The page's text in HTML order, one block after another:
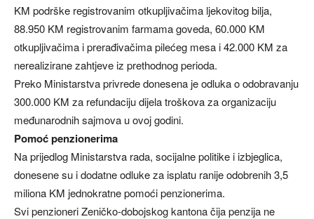
KM podrške registrovanim otkupljivačima ljekovitog bilja,
88.950 KM registrovanim farmama goveda, 60.000 KM
otkupljivačima i prerađivačima pilećeg mesa i 42.000 KM za
nerealizirane zahtjeve iz prethodnog perioda.
Preko Ministarstva privrede donesena je odluka o odobravanju
300.000 KM za refundaciju dijela troškova za organizaciju
međunarodnih sajmova u ovoj godini.
Pomoć penzionerima
Na prijedlog Ministarstva rada, socijalne politike i izbjeglica,
donesene su i dodatne odluke za isplatu ranije odobrenih 3,5
miliona KM jednokratne pomoći penzionerima.
Svi penzioneri Zeničko-dobojskog kantona čija penzija ne